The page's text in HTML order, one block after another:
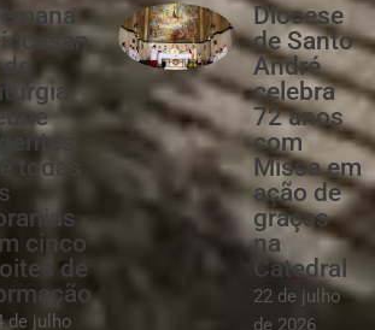
todas
cinco
de
de julho
Diocese
de Santo
André
celebra
72 anos
com
Missa em
ação de
graças
na
Catedral
22 de julho
de 2026